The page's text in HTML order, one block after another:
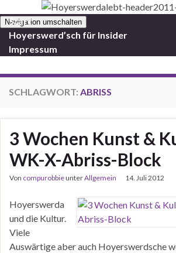
Navigation umschalten
Start
Hoyerswerd’sch für Insider
Impressum
SCHLAGWORT: ABRISS
3 Wochen Kunst &
WK-X-Abriss-Block
Von compurobbieunterAllgemein 14. Juli 2012
Hoyerswerda
und die Kultur.
Viele
Auswärtige aber auch Hoyerswerdsche